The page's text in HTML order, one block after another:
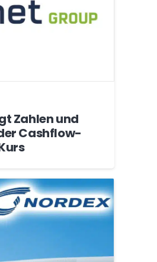
Zahlen und
Cashflow-